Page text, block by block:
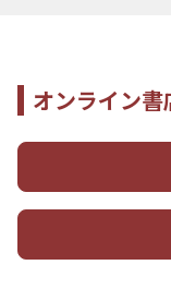
オンライン書